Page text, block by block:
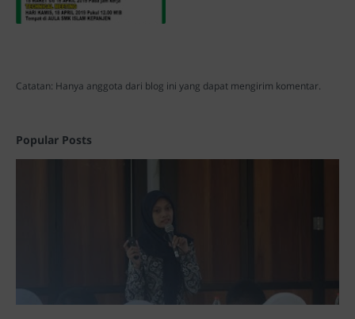
Catatan: Hanya anggota dari blog ini yang dapat mengirim komentar.
Popular Posts